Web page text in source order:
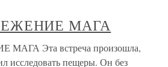
МАГА
Эта встреча произошла,
исследовать пещеры. Он без